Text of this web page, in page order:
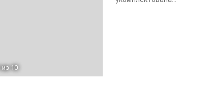
из 10